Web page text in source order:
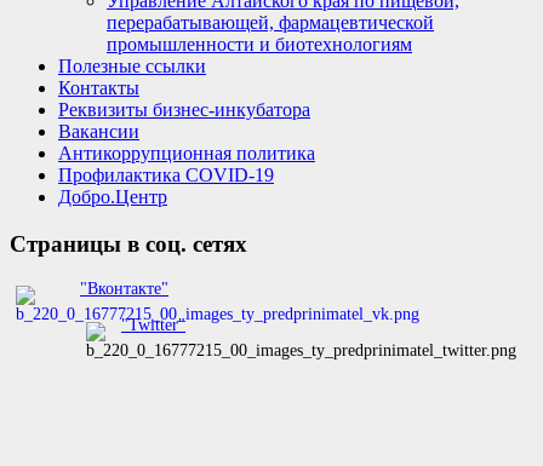
перерабатывающей, фармацевтической
промышленности и биотехнологиям
Полезные ссылки
Контакты
Реквизиты бизнес-инкубатора
Вакансии
Антикоррупционная политика
Профилактика COVID-19
Добро.Центр
Страницы в соц. сетях
"Вконтакте"
"Twitter"